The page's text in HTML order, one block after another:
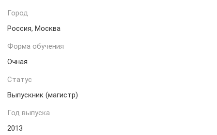
Город
Россия, Москва
Форма обучения
Очная
Статус
Выпускник (магистр)
Год выпуска
2013